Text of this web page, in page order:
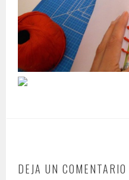
DEJA UN COMENTARIO